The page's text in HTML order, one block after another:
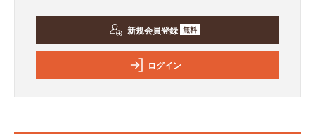
新規会員登録 無料
ログイン